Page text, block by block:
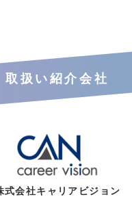
取扱い紹介会社
式会社キャリアビジョン